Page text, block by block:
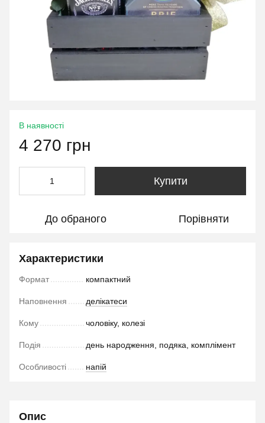
В наявності
4 270 грн
Купити
До обраного Порівняти
Характеристики
Формат компактний
Наповнення делікатеси
Кому чоловіку, колезі
Подія день народження, подяка, комплімент
Особливості напій
Опис